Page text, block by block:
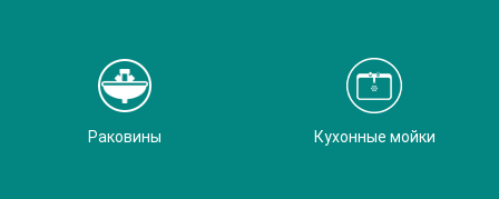
Раковины Кухонные мойки